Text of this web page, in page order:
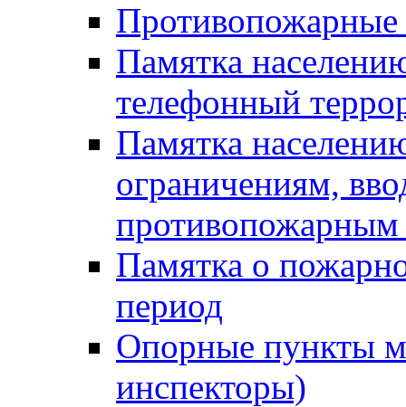
Противопожарные
Памятка
телефонный
Памятка
ограничениям,
Памятка о
период
Опорные пункты
инспекторы)